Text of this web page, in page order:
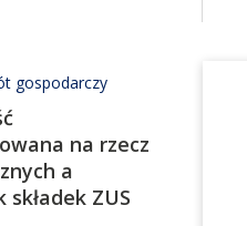
gospodarczy
na rzecz
a
składek ZUS